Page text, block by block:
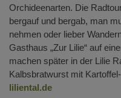
Orchideenarten. Die
bergauf und bergab, man
nehmen oder lieber
Gasthaus „Zur Lilie“ auf
machen später in der Lilie
Kalbsbratwurst mit
liliental.de